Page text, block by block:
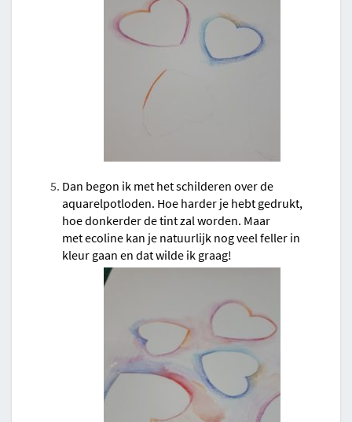
Dan begon ik met het schilderen over de
aquarelpotloden. Hoe harder je hebt gedrukt,
hoe donkerder de tint zal worden. Maar
met ecoline kan je natuurlijk nog veel feller in
kleur gaan en dat wilde ik graag!